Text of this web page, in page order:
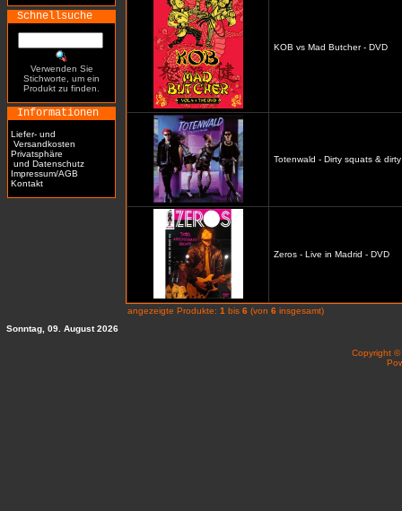
Schnellsuche
Verwenden Sie
Stichworte, um ein
Produkt zu finden.
Informationen
Liefer- und
Versandkosten
Privatsphäre
und Datenschutz
Impressum/AGB
Kontakt
KOB vs Mad Butcher - DVD
Totenwald - Dirty squats &
Zeros - Live in Madrid - DVD
angezeigte Produkte: 1 bis 6 (von 6 insgesamt)
Sonntag, 09. August 2026
Copyright